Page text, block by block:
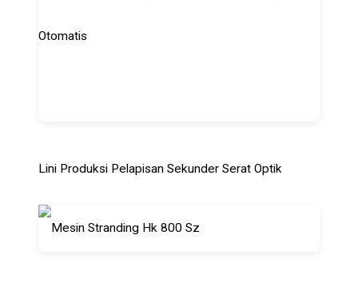
Lini Produksi Pelapisan Sekunder Serat Optik